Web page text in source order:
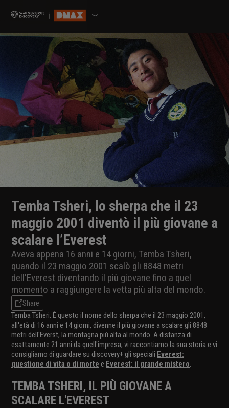
Temba Tsheri, lo sherpa che il 23
maggio 2001 diventò il più giovane a
scalare l’Everest
Aveva appena 16 anni e 14 giorni, Temba Tsheri,
quando il 23 maggio 2001 scalò gli 8848 metri
dell'Everest diventando il più giovane fino a quel
momento a raggiungere la vetta più alta del mondo.
Share
Temba Tsheri. È questo il nome dello sherpa che il 23 maggio 2001,
all'età di 16 anni e 14 giorni, divenne il più giovane a scalare gli 8848
metri dell'Everst, la montagna più alta al mondo. A distanza di
esattamente 21 anni da quell'impresa, vi raccontiamo la sua storia e vi
consigliamo di guardare su discovery+ gli speciali Everest:
questione di vita o di morte e Everest: il grande mistero.
TEMBA TSHERI, IL PIÙ GIOVANE A
SCALARE L'EVEREST